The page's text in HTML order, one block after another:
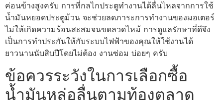
ค่อนข้างสูงครับ การที่กลไกประตูทำงานได้ลื่นไหลจากการใช้
น้ำมันหยอดประตูม้วน จะช่วยลดภาระการทำงานของมอเตอร์
ไม่ให้เกิดความร้อนสะสมจนขดลวดไหม้ การดูแลรักษาที่ดีจึง
เป็นการทำประกันให้กับระบบไฟฟ้าของคุณให้ใช้งานได้
ยาวนานนับสิบปีโดยไม่ต้อง งานซ่อม บ่อยๆ ครับ
ข้อควรระวังในการเลือกซื้อ
น้ำมันหล่อลื่นตามท้องตลาด